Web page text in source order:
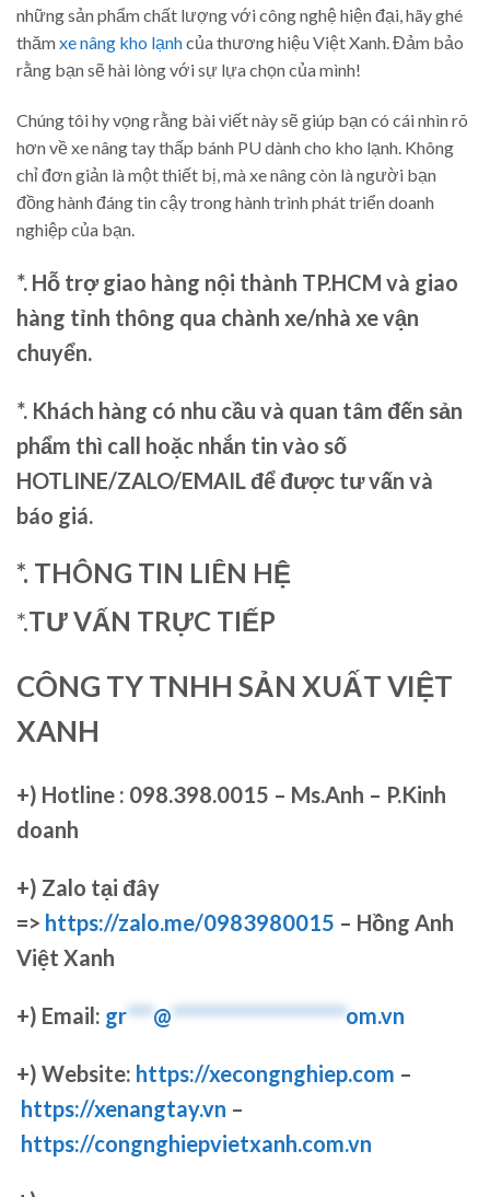
những sản phẩm chất lượng với công nghệ hiện đại, hãy ghé
thămxe nâng kho lạnhcủa thương hiệu Việt Xanh. Đảm bảo
rằng bạn sẽ hài lòng với sự lựa chọn của mình!
Chúng tôi hy vọng rằng bài viết này sẽ giúp bạn có cái nhìn rõ
hơn về xe nâng tay thấp bánh PU dành cho kho lạnh. Không
chỉ đơn giản là một thiết bị, mà xe nâng còn là người bạn
đồng hành đáng tin cậy trong hành trình phát triển doanh
nghiệp của bạn.
*. Hỗ trợ giao hàng nội thành TP.HCM và giao
hàng tỉnh thông qua chành xe/nhà xe vận
chuyển.
*. Khách hàng có nhu cầu và quan tâm đến sản
phẩm thì call hoặc nhắn tin vào số
HOTLINE/ZALO/EMAIL để được tư vấn và
báo giá.
*. THÔNG TIN LIÊN HỆ
*.TƯ VẤN TRỰC TIẾP
CÔNG TY TNHH SẢN XUẤT VIỆT
XANH
+) Hotline : 098.398.0015 – Ms.Anh – P.Kinh
doanh
+) Zalo tại đây
=> https://zalo.me/0983980015 – Hồng Anh
Việt Xanh
+) Email: gr***@********************om.vn
+) Website: https://xecongnghiep.com –
https://xenangtay.vn –
https://congnghiepvietxanh.com.vn